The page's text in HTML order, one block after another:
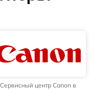
Сервисный центр Canon в